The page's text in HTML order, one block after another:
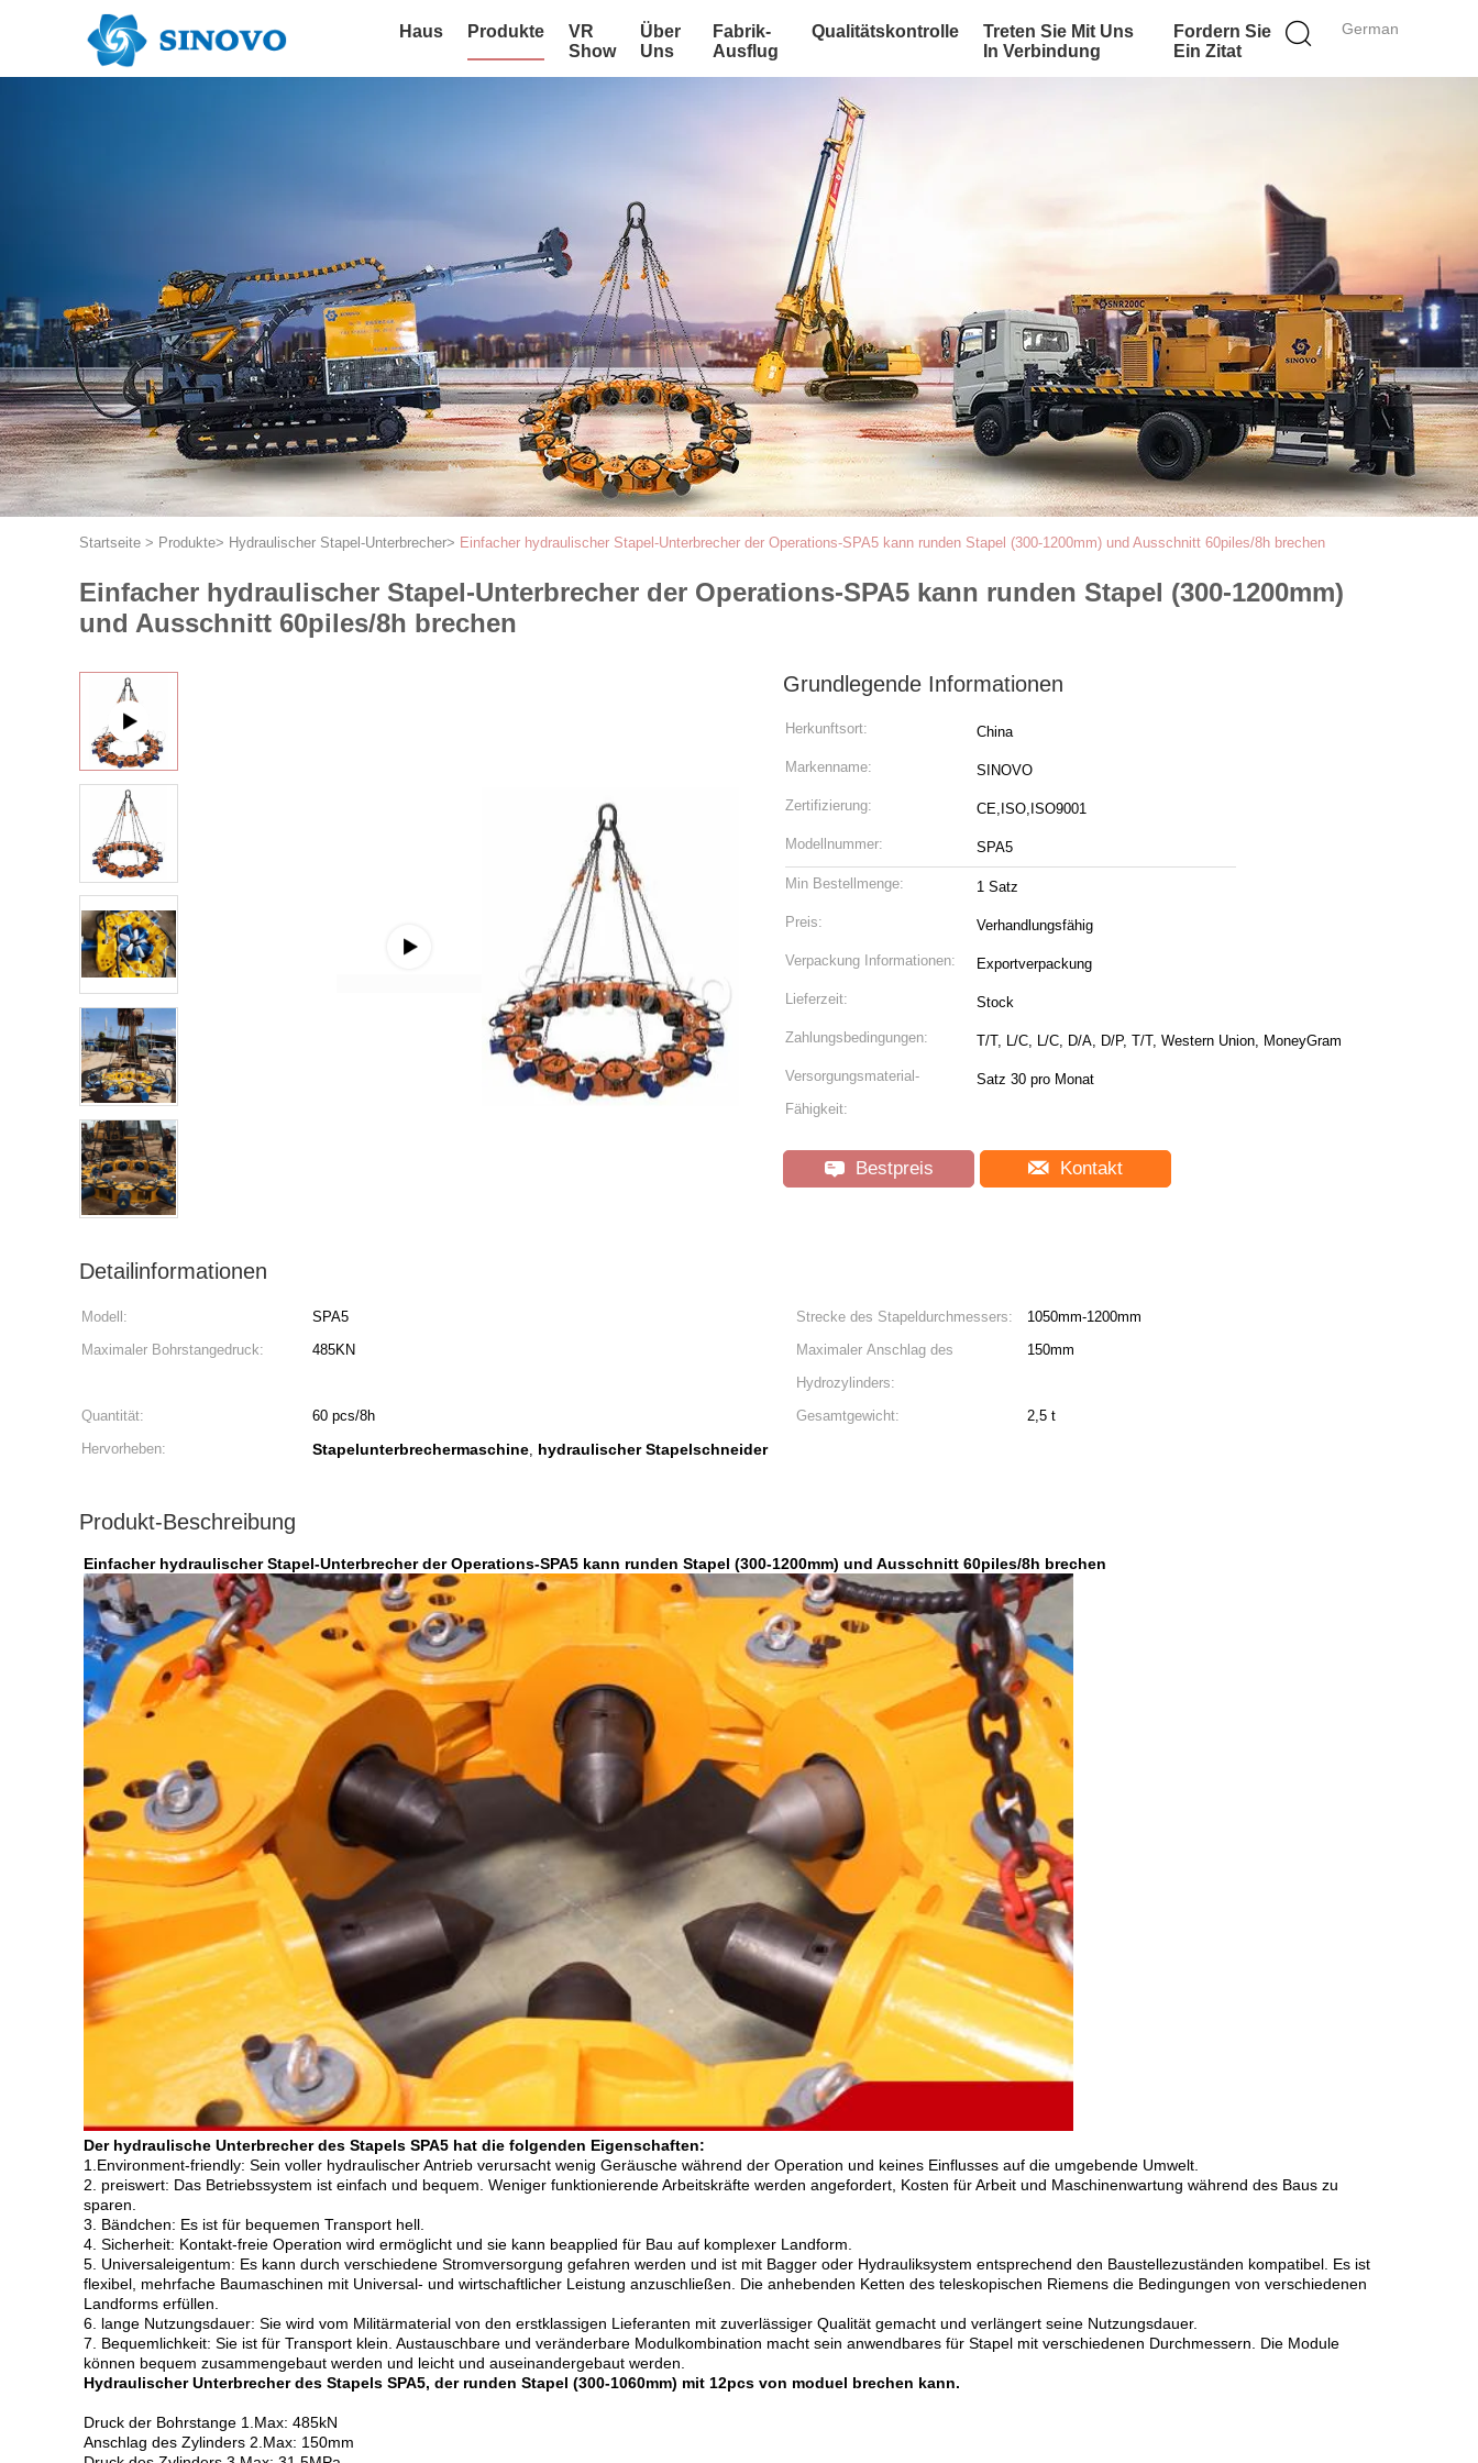
German
Haus Produkte
VR
Show
Über
Uns
Fabrik-
Ausflug
Qualitätskontrolle
Treten Sie Mit Uns
In Verbindung
Fordern Sie
Ein Zitat
Startseite > Produkte> Hydraulischer Stapel-Unterbrecher> Einfacher hydraulischer Stapel-Unterbrecher der Operations-SPA5 kann runden Stapel (300-1200mm) und Ausschnitt 60piles/8h brechen
Einfacher hydraulischer Stapel-Unterbrecher der Operations-SPA5 kann runden Stapel (300-1200mm)
und Ausschnitt 60piles/8h brechen
Grundlegende Informationen
Herkunftsort: China
Markenname: SINOVO
Zertifizierung: CE,ISO,ISO9001
Modellnummer: SPA5
Min Bestellmenge: 1 Satz
Preis: Verhandlungsfähig
Verpackung Informationen: Exportverpackung
Lieferzeit: Stock
Zahlungsbedingungen: T/T, L/C, L/C, D/A, D/P, T/T, Western Union, MoneyGram
Versorgungsmaterial-
Fähigkeit:
Satz 30 pro Monat
Bestpreis Kontakt
Detailinformationen
Modell: SPA5 Strecke des Stapeldurchmessers:
1050mm-1200mm
Maximaler Bohrstangedruck:
485KN
Maximaler Anschlag des
Hydrozylinders:
150mm
Quantität: 60 pcs/8h Gesamtgewicht:
2,5 t
Hervorheben:
Stapelunterbrechermaschine, hydraulischer Stapelschneider
Produkt-Beschreibung
Einfacher hydraulischer Stapel-Unterbrecher der Operations-SPA5 kann runden Stapel (300-1200mm) und Ausschnitt 60piles/8h brechen
Der hydraulische Unterbrecher des Stapels SPA5 hat die folgenden Eigenschaften:
1.Environment-friendly: Sein voller hydraulischer Antrieb verursacht wenig Geräusche während der Operation und keines Einflusses auf die umgebende Umwelt.
2. preiswert: Das Betriebssystem ist einfach und bequem. Weniger funktionierende Arbeitskräfte werden angefordert, Kosten für Arbeit und Maschinenwartung während des Baus zu
sparen.
3. Bändchen: Es ist für bequemen Transport hell.
4. Sicherheit: Kontakt-freie Operation wird ermöglicht und sie kann beapplied für Bau auf komplexer Landform.
5. Universaleigentum: Es kann durch verschiedene Stromversorgung gefahren werden und ist mit Bagger oder Hydrauliksystem entsprechend den Baustellezuständen kompatibel. Es ist
flexibel, mehrfache Baumaschinen mit Universal- und wirtschaftlicher Leistung anzuschließen. Die anhebenden Ketten des teleskopischen Riemens die Bedingungen von verschiedenen
Landforms erfüllen.
6. lange Nutzungsdauer: Sie wird vom Militärmaterial von den erstklassigen Lieferanten mit zuverlässiger Qualität gemacht und verlängert seine Nutzungsdauer.
7. Bequemlichkeit: Sie ist für Transport klein. Austauschbare und veränderbare Modulkombination macht sein anwendbares für Stapel mit verschiedenen Durchmessern. Die Module
können bequem zusammengebaut werden und leicht und auseinandergebaut werden.
Hydraulischer Unterbrecher des Stapels SPA5, der runden Stapel (300-1060mm) mit 12pcs von moduel brechen kann.
Druck der Bohrstange 1.Max: 485kN
Anschlag des Zylinders 2.Max: 150mm